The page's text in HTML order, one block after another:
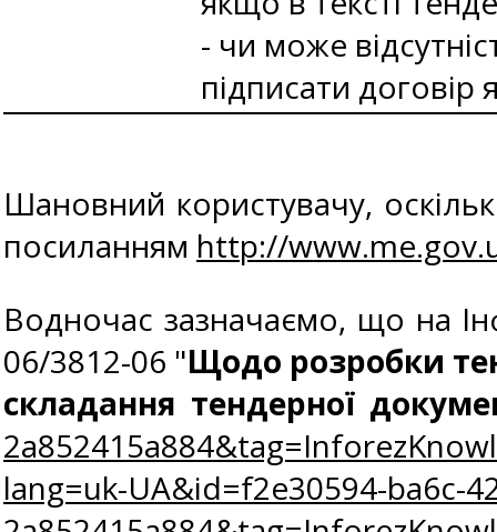
- чи може
підписати договір
Шановний користувачу,
посиланням http://
Водночас зазначаємо, що на
06/3812-06 "Щодо розробки
складання тендерної
lang=uk-UA&id=f2e30594-ba6c-